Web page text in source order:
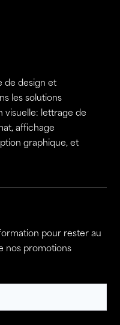
de design et
les solutions
visuelle: lettrage de
affichage
graphique, et
pour rester au
nos promotions